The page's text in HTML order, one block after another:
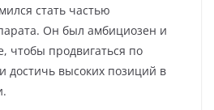
стать частью
Он был амбициозен и
чтобы продвигаться по
достичь высоких позиций в